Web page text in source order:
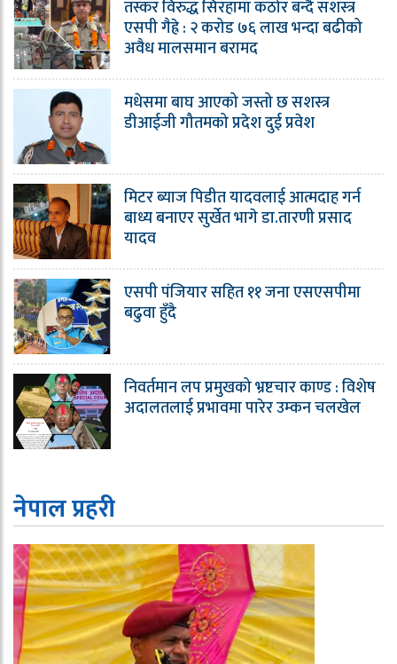
तस्कर विरुद्ध सिरहामा कठोर बन्दै सशस्त्र
एसपी गैह्रे : २ करोड ७६ लाख भन्दा बढीको
अवैध मालसमान बरामद
मधेसमा बाघ आएको जस्तो छ सशस्त्र
डीआईजी गौतमको प्रदेश दुई प्रवेश
मिटर ब्याज पिडीत यादवलाई आत्मदाह गर्न
बाध्य बनाएर सुर्खेत भागे डा.तारणी प्रसाद
यादव
एसपी पंजियार सहित ११ जना एसएसपीमा
बढुवा हुँदै
निवर्तमान लप प्रमुखको भ्रष्टचार काण्ड : विशेष
अदालतलाई प्रभावमा पारेर उम्कन चलखेल
नेपाल प्रहरी